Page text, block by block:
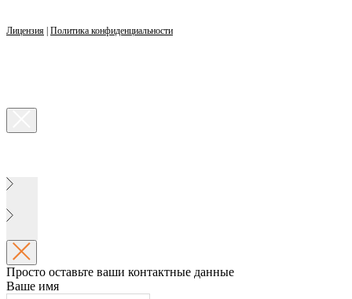
Лицензия Политика конфиденциальности
Просто оставьте ваши контактные данные
Ваше имя